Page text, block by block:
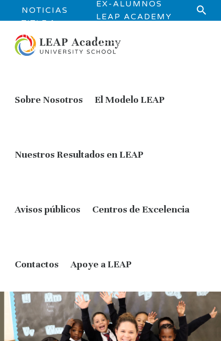
NOTICIAS
TITLE 1
INFORMATI
ON
EX-ALUMNOS
LEAP ACADEMY
OPPORTUNITIES
Sobre Nosotros El Modelo LEAP
Nuestros Resultados en LEAP
Avisos públicos Centros de Excelencia
Contactos Apoye a LEAP